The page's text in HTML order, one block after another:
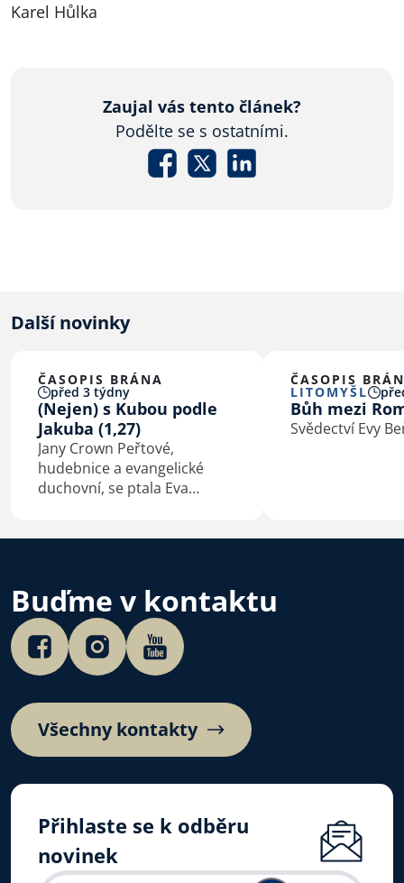
Karel Hůlka
Zaujal vás tento článek?
Podělte se s ostatními.
Další novinky
ČASOPIS BRÁNA
před 3 týdny
(Nejen) s Kubou podle
Jakuba (1,27)
Jany Crown Peřtové,
hudebnice a evangelické
duchovní, se ptala Eva
ČASOPIS
LITOMYŠL
Bůh mezi
Svědectví Evy
Buďme v kontaktu
Všechny kontakty
Přihlaste se k odběru
novinek